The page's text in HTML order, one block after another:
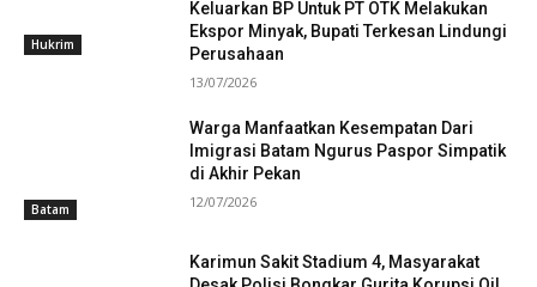
Hukrim
Keluarkan BP Untuk PT OTK Melakukan
Ekspor Minyak, Bupati Terkesan Lindungi
Perusahaan
13/07/2026
Batam
Warga Manfaatkan Kesempatan Dari
Imigrasi Batam Ngurus Paspor Simpatik
di Akhir Pekan
12/07/2026
Karimun Sakit Stadium 4, Masyarakat